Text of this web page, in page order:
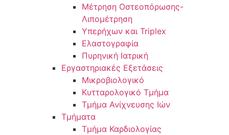
Μέτρηση Οστεοπόρωσης-
Λιπομέτρηση
Υπερήχων και Triplex
Ελαστογραφία
Πυρηνική Ιατρική
Εργαστηριακές Εξετάσεις
Μικροβιολογικό
Κυτταρολογικό Τμήμα
Τμήμα Ανίχνευσης Ιών
Τμήματα
Τμήμα Καρδιολογίας